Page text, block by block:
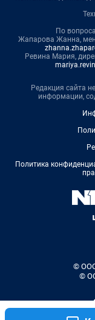
По
Жапарова Жанна,
Ревина Мария,
Редакция сайта
информации,
Политика
© ООО
©